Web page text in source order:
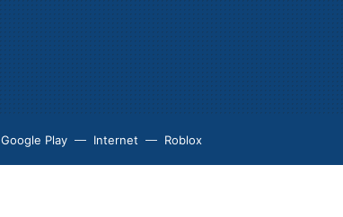
Google Play Internet Roblox